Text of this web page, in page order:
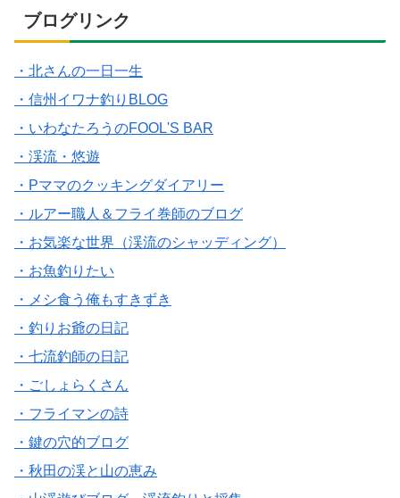
ブログリンク
・北さんの一日一生
・信州イワナ釣りBLOG
・いわなたろうのFOOL'S BAR
・渓流・悠遊
・Pママのクッキングダイアリー
・ルアー職人＆フライ巻師のブログ
・お気楽な世界（渓流のシャッディング）
・お魚釣りたい
・メシ食う俺もすきずき
・釣りお爺の日記
・七流釣師の日記
・ごしょらくさん
・フライマンの詩
・鍵の穴的ブログ
・秋田の渓と山の恵み